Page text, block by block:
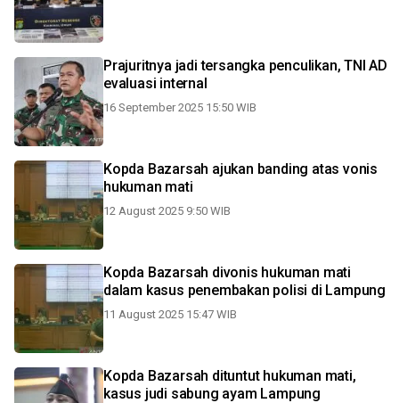
Prajuritnya jadi tersangka penculikan, TNI AD
evaluasi internal
16 September 2025 15:50 WIB
Kopda Bazarsah ajukan banding atas vonis
hukuman mati
12 August 2025 9:50 WIB
Kopda Bazarsah divonis hukuman mati
dalam kasus penembakan polisi di Lampung
11 August 2025 15:47 WIB
Kopda Bazarsah dituntut hukuman mati,
kasus judi sabung ayam Lampung